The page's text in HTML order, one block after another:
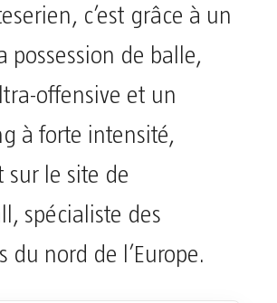
c’est grâce à un
possession de balle,
offensive et un
à forte intensité,
le site de
spécialiste des
du nord de l’Europe.